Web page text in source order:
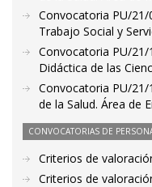
Convocatoria PU/
Trabajo Social y
Convocatoria PU/
Didáctica de las
Convocatoria PU/21/
de la Salud. Área de
CONVOCATORIAS DE
Criterios de
Criterios de